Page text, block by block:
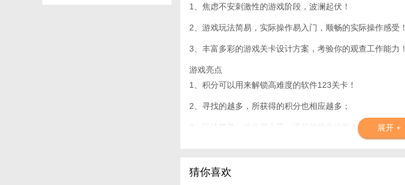
1、焦虑不安刺激性的游戏阶段，波澜起伏！
2、游戏玩法简易，实际操作易入门，顺畅的实际操作感受！
3、丰富多彩的游戏关卡设计方案，考验你的观查工作能力！
游戏亮点
1、积分可以用来解锁高难度的软件123关卡！
2、寻找的越多，所获得的积分也相应越多；
3、玩法简单，操作易上手，流畅的操作体验！
5、在规定的时间内，从众多汉字中寻找到那个不同的汉字；
展开 +
猜你喜欢